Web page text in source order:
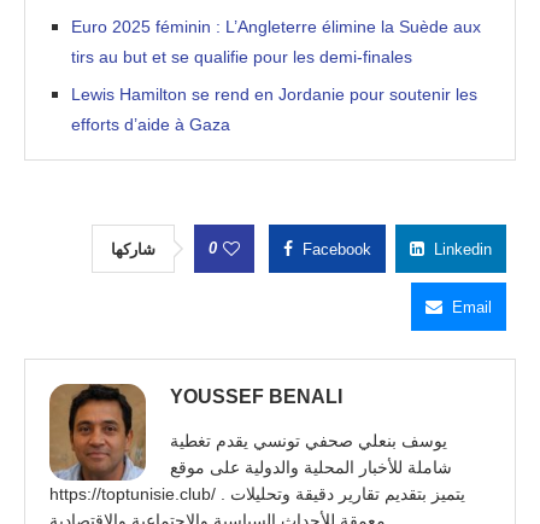
Euro 2025 féminin : L’Angleterre élimine la Suède aux
tirs au but et se qualifie pour les demi-finales
Lewis Hamilton se rend en Jordanie pour soutenir les
efforts d’aide à Gaza
شاركها 0 Facebook Linkedin
Email
YOUSSEF BENALI
يوسف بنعلي صحفي تونسي يقدم تغطية
شاملة للأخبار المحلية والدولية على موقع
https://toptunisie.club/ . يتميز بتقديم تقارير دقيقة وتحليلات